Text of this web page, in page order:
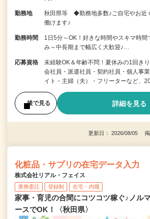
勤務地
秋田県等 ◆勤務地多数♪ご自宅やお近
働けます♪
勤務時間
1日5分～OK！好きな時間やスキマ時
み～中長期まで幅広く大歓迎♪…
応募資格
未経験OK＆年齢不問！夏休みの1回き
会社員・派遣社員・契約社員・個人事
イト・主婦（夫）・フリーターなど、
後で見る 詳細を見る
更新日： 2026/08/05 掲
化粧品・サプリの在宅データ入力
株式会社リアル・フェイス
業務委託 登録制 在宅・内職
家事・育児の合間にコツコツ稼ぐ♪ノル
ースでOK！〈秋田県〉